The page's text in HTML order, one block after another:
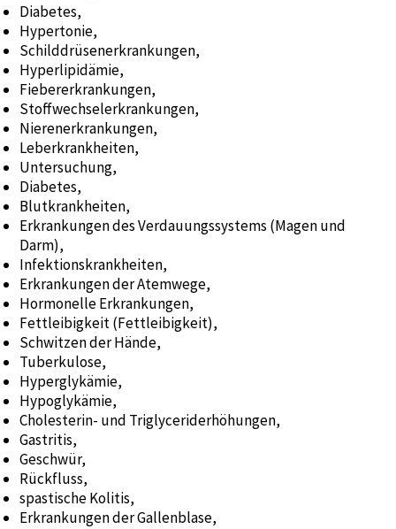
Diabetes,
Hypertonie,
Schilddrüsenerkrankungen,
Hyperlipidämie,
Fiebererkrankungen,
Stoffwechselerkrankungen,
Nierenerkrankungen,
Leberkrankheiten,
Untersuchung,
Diabetes,
Blutkrankheiten,
Erkrankungen des Verdauungssystems (Magen und
Darm),
Infektionskrankheiten,
Erkrankungen der Atemwege,
Hormonelle Erkrankungen,
Fettleibigkeit (Fettleibigkeit),
Schwitzen der Hände,
Tuberkulose,
Hyperglykämie,
Hypoglykämie,
Cholesterin- und Triglyceriderhöhungen,
Gastritis,
Geschwür,
Rückfluss,
spastische Kolitis,
Erkrankungen der Gallenblase,